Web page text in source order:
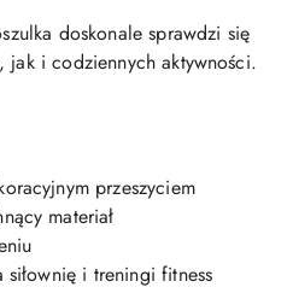
doskonale sprawdzi się
jak i codziennych aktywności.
przeszyciem
materiał
i treningi fitness